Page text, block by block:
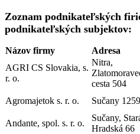
Zoznam podnikateľských
podnikateľských subjektov:
Názov firmy Adresa
AGRI CS Slovakia, s.
r. o.
Nitra,
cesta 504
Agromajetok s. r. o. Sučany 1259
Andante, spol. s. r. o.
Sučany,
Hradská 66